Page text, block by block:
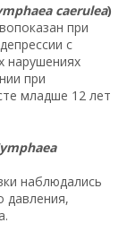
caerulea)
при
с
нарушениях
при
младше 12 лет
наблюдались
давления,